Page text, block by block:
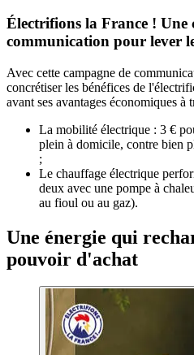
Électrifions la France ! Une
communication pour lever
Avec cette campagne de
concrétiser les bénéfices de
avant ses avantages économiques à
La mobilité électrique : 3 €
plein à domicile, contre bien
;
Le chauffage électrique
deux avec une pompe à
au fioul ou au gaz).
Une énergie qui
pouvoir d'achat